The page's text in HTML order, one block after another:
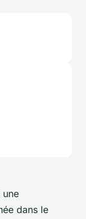
une
dans le